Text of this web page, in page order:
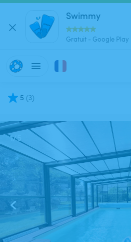
Swimmy
Gratuit - Google Play
5 (3)
Cette annonce est close
1/5